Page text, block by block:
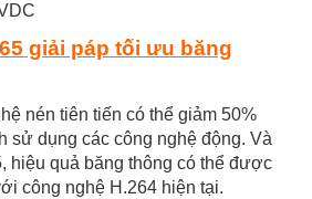
giải páp tối ưu băng
nén tiên tiến có thể giảm 50%
sử dụng các công nghệ động. Và
hiệu quả băng thông có thể được
công nghệ H.264 hiện tại.